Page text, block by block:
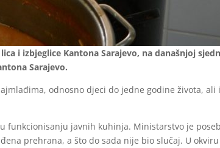
i izbjeglice Kantona Sarajevo, na današnjoj
Sarajevo.
odnosno djeci do jedne godine života, ali
funkcionisanju javnih kuhinja. Ministarstvo je
prehrana, a što do sada nije bio slučaj. U